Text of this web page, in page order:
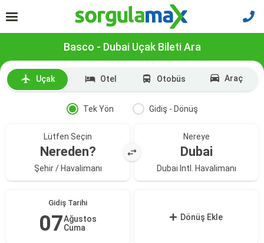
Basco - Dubai Uçak Bileti Ara
Uçak Otel Otobüs Araç
Tek Yön Gidiş - Dönüş
Lütfen Seçin
Nereden?
Şehir / Havalimanı
Nereye
Dubai
Dubai Intl. Havalimanı
Gidiş Tarihi
07Ağustos
Cuma
Dönüş Ekle